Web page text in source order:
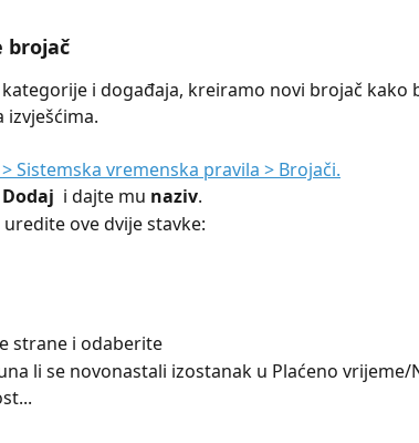
brojač
i događaja, kreiramo novi brojač kako
Sistemska vremenska pravila > Brojači.
  i dajte mu
naziv.
uredite ove dvije stavke:
strane i odaberite
li se novonastali izostanak u Plaćeno